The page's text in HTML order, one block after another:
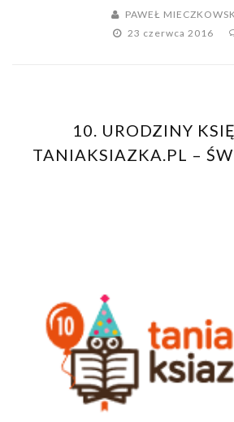
PAWEŁ
23 czerwca 2016
10. URODZINY
TANIAKSIAZKA.PL –